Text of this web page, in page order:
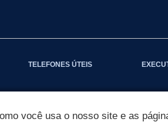
TELEFONES ÚTEIS
você usa o nosso site e as